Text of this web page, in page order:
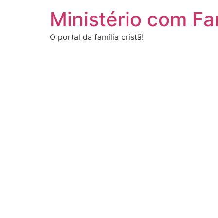
Ministério com
O portal da família cristã!